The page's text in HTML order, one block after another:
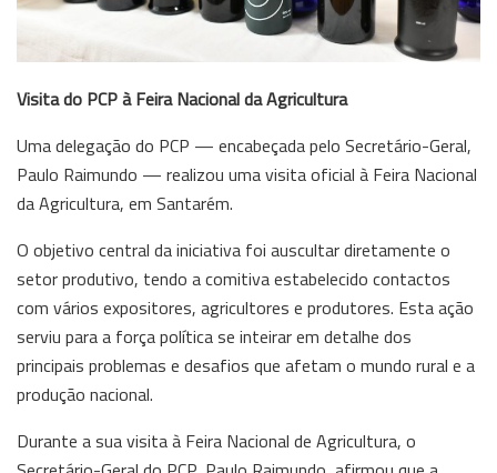
Visita do PCP à Feira Nacional da Agricultura
Uma delegação do PCP — encabeçada pelo Secretário-Geral,
Paulo Raimundo — realizou uma visita oficial à Feira Nacional
da Agricultura, em Santarém.
O objetivo central da iniciativa foi auscultar diretamente o
setor produtivo, tendo a comitiva estabelecido contactos
com vários expositores, agricultores e produtores. Esta ação
serviu para a força política se inteirar em detalhe dos
principais problemas e desafios que afetam o mundo rural e a
produção nacional.
Durante a sua visita à Feira Nacional de Agricultura, o